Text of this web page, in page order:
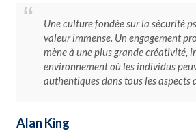
Une culture fondée sur la sécurité
valeur immense. Un engagement
mène à une plus grande créativité,
environnement où les individus
authentiques dans tous les aspects
Alan King